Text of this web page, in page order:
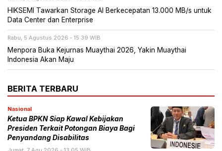
HIKSEMI Tawarkan Storage AI Berkecepatan 13.000 MB/s untuk
Data Center dan Enterprise
Rabu, 5 Agustus 2026 - 15:39 WIB
Menpora Buka Kejurnas Muaythai 2026, Yakin Muaythai
Indonesia Akan Maju
BERITA TERBARU
Nasional
Ketua BPKN Siap Kawal Kebijakan
Presiden Terkait Potongan Biaya Bagi
Penyandang Disabilitas